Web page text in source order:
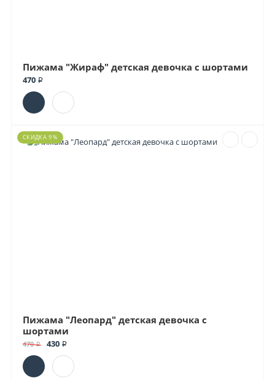
Пижама "Жираф" детская девочка с шортами
470 ₽
СКИДКА 9 %
Пижама "Леопард" детская девочка с
шортами
470 ₽ 430 ₽